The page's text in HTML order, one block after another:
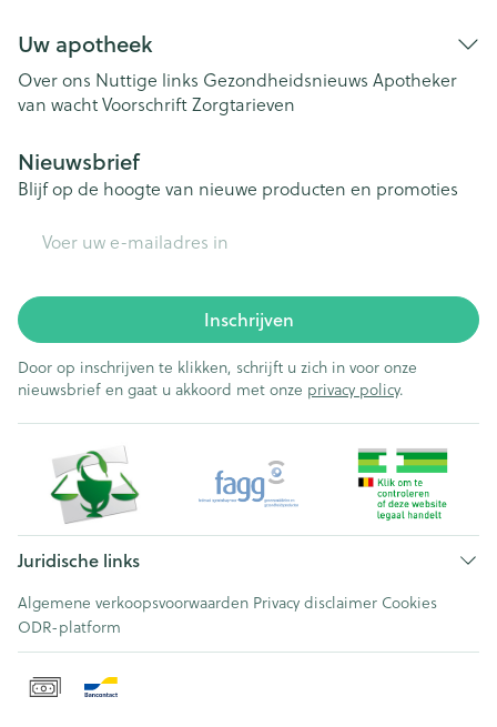
Uw apotheek
Over ons Nuttige links Gezondheidsnieuws Apotheker
van wachtVoorschriftZorgtarieven
Nieuwsbrief
Blijf op de hoogte van nieuwe producten en promoties
Inschrijven
Door op inschrijven te klikken, schrijft u zich in voor onze
nieuwsbrief en gaat u akkoord met onze privacy policy.
Juridische links
Algemene verkoopsvoorwaarden Privacy disclaimer Cookies
ODR-platform